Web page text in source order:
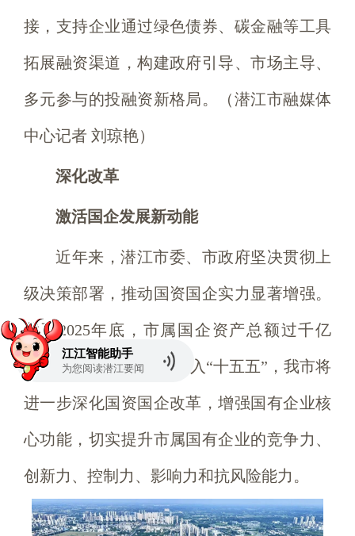
江江智能助手
为您阅读潜江要闻
接，支持企业通过绿色债券、碳金融等工具
拓展融资渠道，构建政府引导、市场主导、
多元参与的投融资新格局。（潜江市融媒体
中心记者 刘琼艳）
深化改革
激活国企发展新动能
近年来，潜江市委、市政府坚决贯彻上
级决策部署，推动国资国企实力显著增强。
截至2025年底，市属国企资产总额过千亿
元、营收超110亿元。迈入“十五五”，我市将
进一步深化国资国企改革，增强国有企业核
心功能，切实提升市属国有企业的竞争力、
创新力、控制力、影响力和抗风险能力。